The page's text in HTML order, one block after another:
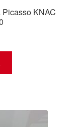
KNAC